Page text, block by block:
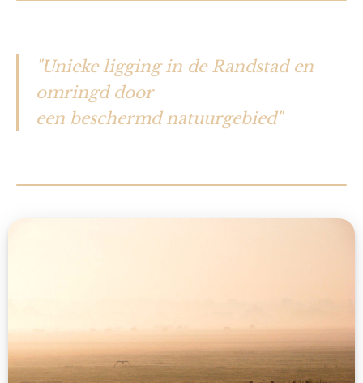
"Unieke ligging in de Randstad en
omringd door
een beschermd natuurgebied"